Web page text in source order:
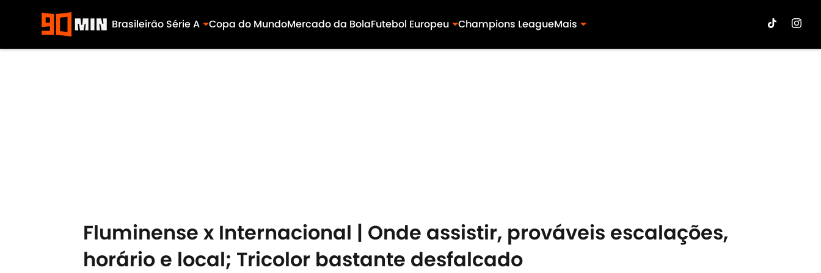
Brasileirão Série A Copa do MundoMercado da BolaFutebol Europeu Champions LeagueMais
Fluminense x Internacional | Onde assistir, prováveis escalações,
horário e local; Tricolor bastante desfalcado